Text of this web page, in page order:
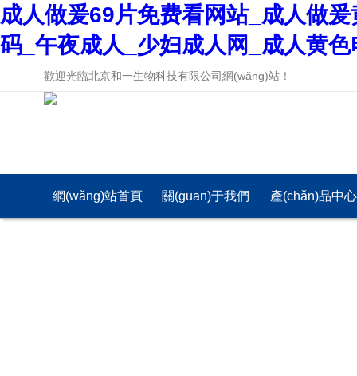
成人做爰69片免费看网站_成人做
码_午夜成人_少妇成人网_成人黄
歡迎光臨北京和一生物科技有限公司網(wǎng)站！
網(wǎng)站首頁 關(guān)于我們 產(chǎn)品中心